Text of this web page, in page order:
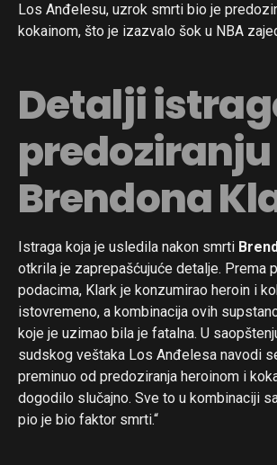
Los Anđelesu, uzrok smrti bio je
kokainom, što je izazvalo šok u NBA
Detalji
predoziranju
Brendona
Istraga koja je usledila nakon smrti
otkrila je zaprepašćujuće detalje. Prema
podacima, Klark je konzumirao heroin i
istovremeno, a kombinacija ovih
koje je uzimao bila je fatalna. U
sudskog veštaka Los Anđelesa navodi
preminuo od predoziranja heroinom i
dogodilo slučajno. Sve to u kombinaciji
pio je bio faktor smrti.“